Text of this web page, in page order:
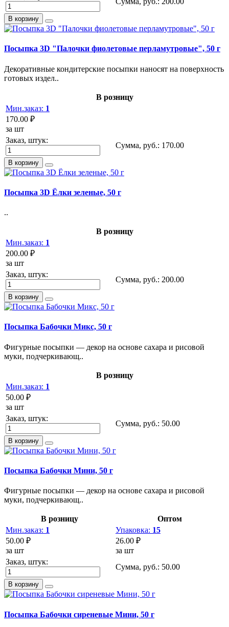
В корзину
Посыпка 3D "Палочки фиолетовые перламутровые", 50 г
Декоративные кондитерские посыпки наносят на поверхность
готовых издел..
В розницу
Мин.заказ: 1
170.00 ₽
за шт
Заказ, штук:
Сумма, руб.: 170.00
В корзину
Посыпка 3D Ёлки зеленые, 50 г
..
В розницу
Мин.заказ: 1
200.00 ₽
за шт
Заказ, штук:
Сумма, руб.: 200.00
В корзину
Посыпка Бабочки Микс, 50 г
Фигурные посыпки — декор на основе сахара и рисовой
муки, подчеркивающ..
В розницу
Мин.заказ: 1
50.00 ₽
за шт
Заказ, штук:
Сумма, руб.: 50.00
В корзину
Посыпка Бабочки Мини, 50 г
Фигурные посыпки — декор на основе сахара и рисовой
муки, подчеркивающ..
В розницу
Оптом
Мин.заказ: 1
50.00 ₽
за шт
Упаковка: 15
26.00 ₽
за шт
Заказ, штук:
Сумма, руб.: 50.00
В корзину
Посыпка Бабочки сиреневые Мини, 50 г